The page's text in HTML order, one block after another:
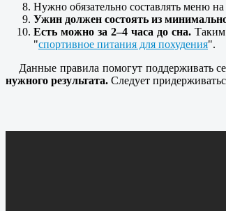
Нужно обязательно составлять меню
Ужин должен состоять из
Есть можно за 2–4 часа до сна.Таким
"спортивное питания для похудения".
Данные правила помогут поддерживать
нужного результата. Следует